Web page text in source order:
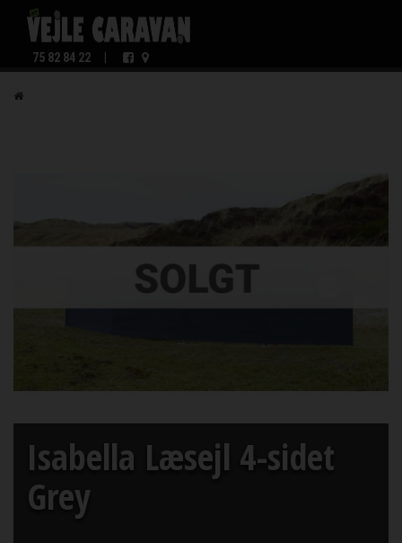
75 82 84 22
Isabella Læsejl 4-sidet
Grey